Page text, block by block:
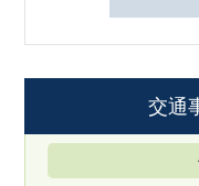
交通